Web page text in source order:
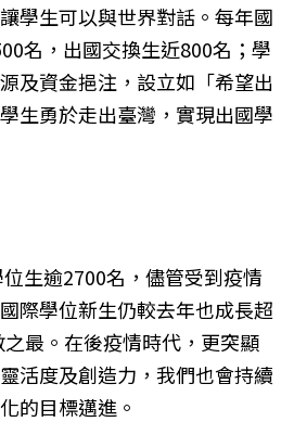
學生可以與世界對話。每年國
名，出國交換生近800名；學
及資金挹注，設立如「希望出
生勇於走出臺灣，實現出國學
生逾2700名，儘管受到疫情
際學位新生仍較去年也成長超
最。在後疫情時代，更突顯
活度及創造力，我們也會持續
的目標邁進。